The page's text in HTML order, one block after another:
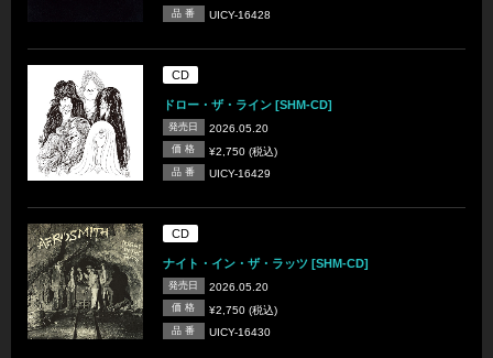
品 番 UICY-16428
CD
ドロー・ザ・ライン [SHM-CD]
発売日 2026.05.20
価 格 ¥2,750 (税込)
品 番 UICY-16429
CD
ナイト・イン・ザ・ラッツ [SHM-CD]
発売日 2026.05.20
価 格 ¥2,750 (税込)
品 番 UICY-16430